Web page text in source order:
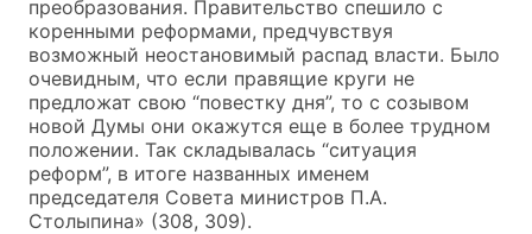
преобразования. Правительство спешило с
коренными реформами, предчувствуя
возможный неостановимый распад власти. Было
очевидным, что если правящие круги не
предложат свою “повестку дня”, то с созывом
новой Думы они окажутся еще в более трудном
положении. Так складывалась “ситуация
реформ”, в итоге названных именем
председателя Совета министров П.А.
Столыпина» (308, 309).